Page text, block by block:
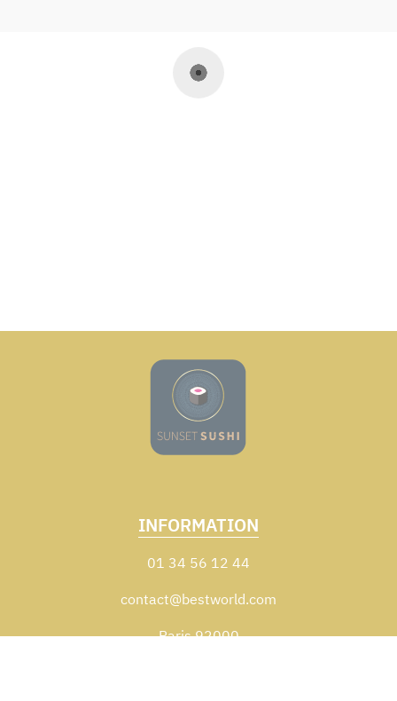
INFORMATION
01 34 56 12 44
contact@bestworld.com
Paris 92000